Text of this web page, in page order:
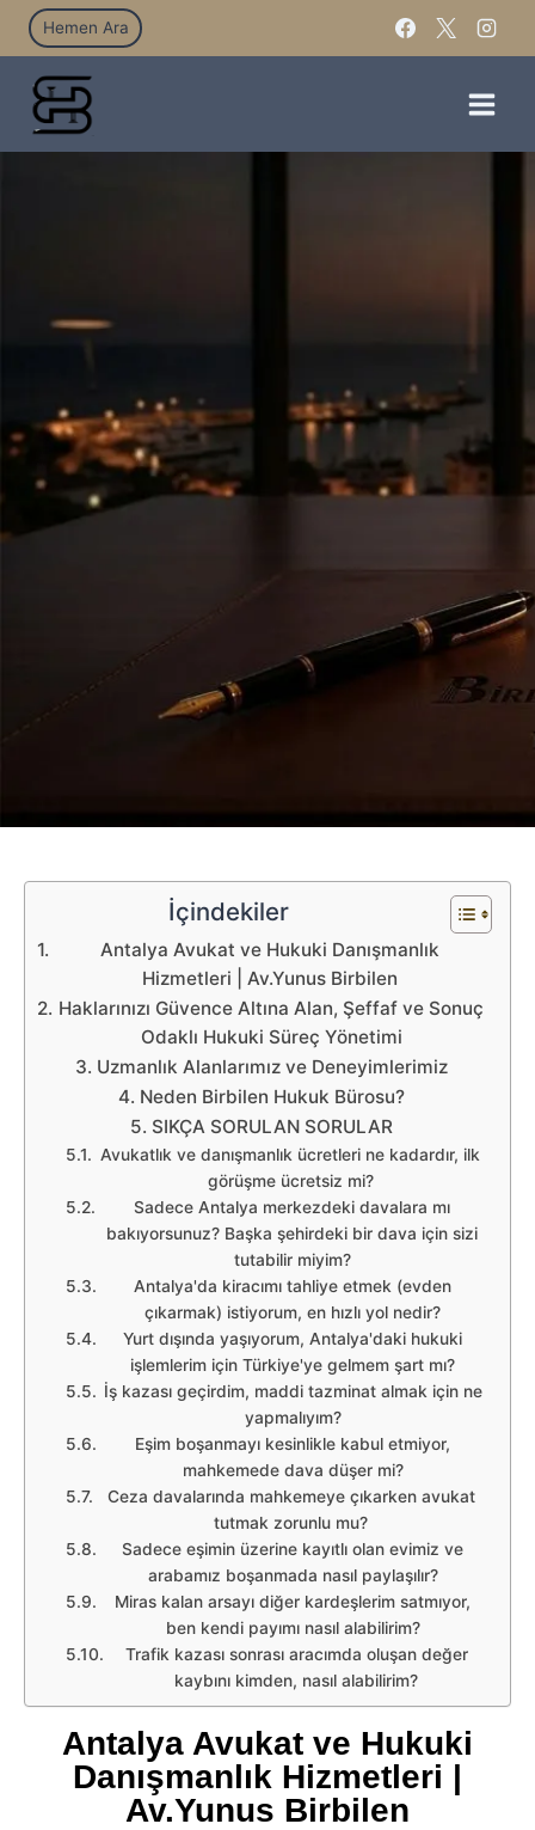
Hemen Ara
İçindekiler
Antalya Avukat ve Hukuki Danışmanlık
Hizmetleri | Av.Yunus Birbilen
Haklarınızı Güvence Altına Alan, Şeffaf ve Sonuç
Odaklı Hukuki Süreç Yönetimi
Uzmanlık Alanlarımız ve Deneyimlerimiz
Neden Birbilen Hukuk Bürosu?
SIKÇA SORULAN SORULAR
Avukatlık ve danışmanlık ücretleri ne kadardır, ilk
görüşme ücretsiz mi?
Sadece Antalya merkezdeki davalara mı
bakıyorsunuz? Başka şehirdeki bir dava için sizi
tutabilir miyim?
Antalya'da kiracımı tahliye etmek (evden
çıkarmak) istiyorum, en hızlı yol nedir?
Yurt dışında yaşıyorum, Antalya'daki hukuki
işlemlerim için Türkiye'ye gelmem şart mı?
İş kazası geçirdim, maddi tazminat almak için ne
yapmalıyım?
Eşim boşanmayı kesinlikle kabul etmiyor,
mahkemede dava düşer mi?
Ceza davalarında mahkemeye çıkarken avukat
tutmak zorunlu mu?
Sadece eşimin üzerine kayıtlı olan evimiz ve
arabamız boşanmada nasıl paylaşılır?
Miras kalan arsayı diğer kardeşlerim satmıyor,
ben kendi payımı nasıl alabilirim?
Trafik kazası sonrası aracımda oluşan değer
kaybını kimden, nasıl alabilirim?
Antalya Avukat ve Hukuki
Danışmanlık Hizmetleri |
Av.Yunus Birbilen